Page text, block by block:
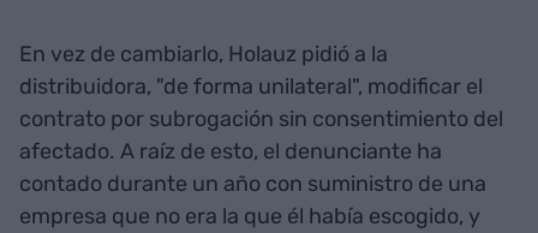
En vez de cambiarlo, Holauz pidió a la
distribuidora, "de forma unilateral", modificar el
contrato por subrogación sin consentimiento del
afectado. A raíz de esto, el denunciante ha
contado durante un año con suministro de una
empresa que no era la que él había escogido, y